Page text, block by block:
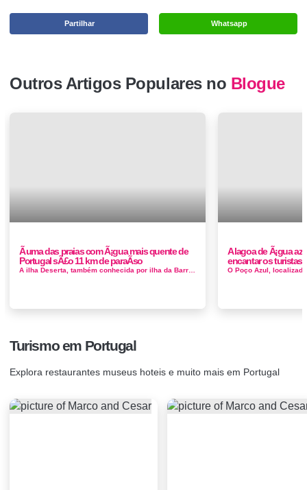
Whatsapp
Partilhar
Outros Artigos Populares no Blogue
Ã uma das praias com Ã¡gua mais quente de
Portugal sÃ£o 11 km de paraÃ­so
A lagoa de Ã¡gua
encantar os turistas
Turismo em Portugal
Explora restaurantes museus hoteis e muito mais em Portugal